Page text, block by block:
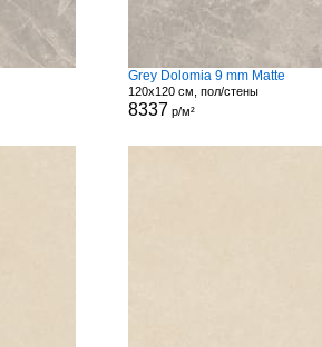
Grey Dolomia 9 mm Matte
120x120 см, пол/стены
8337 р/м²